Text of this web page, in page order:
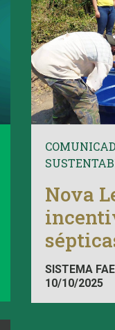
Nova
SISTEMA
INAES, FAEMG
10/10/2025